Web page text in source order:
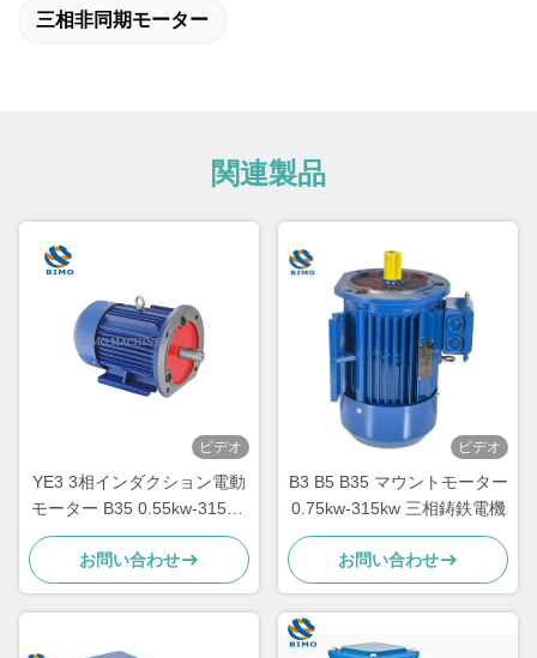
三相非同期モーター
関連製品
ビデオ
YE3 3相インダクション電動
モーター B35 0.55kw-315kw
水ポンプモーター
お問い合わせ
ビデオ
B3 B5 B35 マウントモーター
0.75kw-315kw 三相鋳鉄電機
お問い合わせ